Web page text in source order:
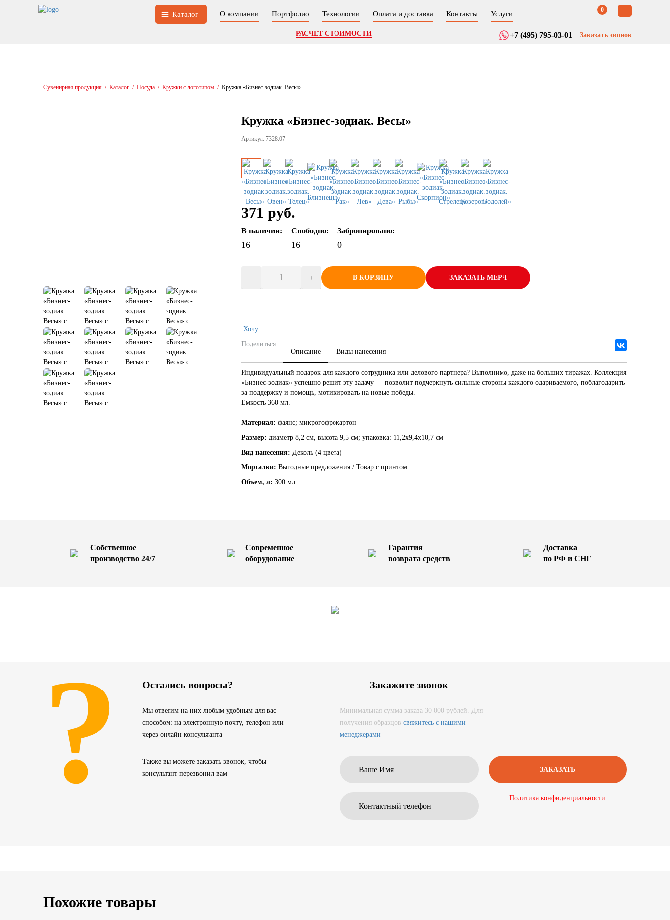
Каталог О компании Портфолио Технологии Оплата и доставка Контакты Услуги
РАСЧЕТ СТОИМОСТИ
0
+7 (495) 795-03-01 Заказать звонок
Сувенирная продукция / Каталог / Посуда / Кружки с логотипом / Кружка «Бизнес-зодиак. Весы»
Кружка «Бизнес-зодиак. Весы»
Артикул: 7328.07
371 руб.
В наличии:
16
Свободно:
16
Забронировано:
0
В КОРЗИНУ ЗАКАЗАТЬ МЕРЧ
Хочу
Поделиться
Описание
Виды нанесения
Индивидуальный подарок для каждого сотрудника или делового партнера? Выполнимо, даже на больших тиражах. Коллекция
«Бизнес-зодиак» успешно решит эту задачу — позволит подчеркнуть сильные стороны каждого одариваемого, поблагодарить
за поддержку и помощь, мотивировать на новые победы.
Емкость 360 мл.
Материал: фаянс; микрогофрокартон
Размер: диаметр 8,2 см, высота 9,5 см; упаковка: 11,2х9,4х10,7 см
Вид нанесения: Деколь (4 цвета)
Моргалки: Выгодные предложения / Товар с принтом
Объем, л: 300 мл
Собственное
производство 24/7
Современное
оборудование
Гарантия
возврата средств
Доставка
по РФ и СНГ
? Остались вопросы?
Мы ответим на них любым удобным для вас
способом: на электронную почту, телефон или
через онлайн консультанта
Также вы можете заказать звонок, чтобы
консультант перезвонил вам
Закажите звонок
Минимальная сумма заказа 30 000 рублей. Для
получения образцов свяжитесь с нашими
менеджерами
Политика конфиденциальности
Похожие товары